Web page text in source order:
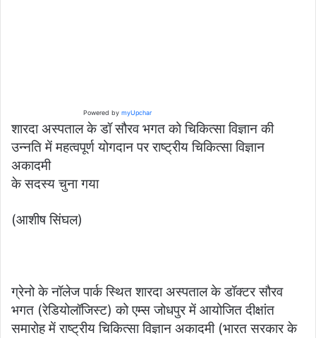
Powered bymyUpchar
शारदा अस्पताल के डॉ सौरव भगत को चिकित्सा विज्ञान की
उन्नति में महत्वपूर्ण योगदान पर राष्ट्रीय चिकित्सा विज्ञान
अकादमी
के सदस्य चुना गया
(आशीष सिंघल)
ग्रेनो के नॉलेज पार्क स्थित शारदा अस्पताल के डॉक्टर सौरव
भगत (रेडियोलॉजिस्ट) को एम्स जोधपुर में आयोजित दीक्षांत
समारोह में राष्ट्रीय चिकित्सा विज्ञान अकादमी (भारत सरकार के